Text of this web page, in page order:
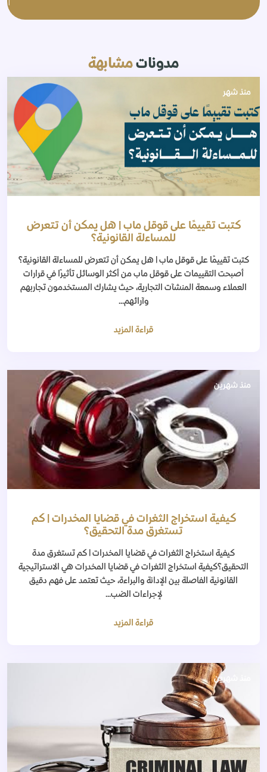
مدونات مشابهة
منذ شهر
كتبت تقييمًا على قوقل ماب | هل يمكن أن تتعرض
للمساءلة القانونية؟
كتبت تقييمًا على قوقل ماب | هل يمكن أن تتعرض للمساءلة القانونية؟
أصبحت التقييمات على قوقل ماب من أكثر الوسائل تأثيرًا في قرارات
العملاء وسمعة المنشآت التجارية، حيث يشارك المستخدمون تجاربهم
وآرائهم...
قراءة المزيد
منذ شهرين
كيفية استخراج الثغرات في قضايا المخدرات | كم
تستغرق مدة التحقيق؟
كيفية استخراج الثغرات في قضايا المخدرات | كم تستغرق مدة
التحقيق؟كيفية استخراج الثغرات في قضايا المخدرات هي الاستراتيجية
القانونية الفاصلة بين الإدانة والبراءة، حيث تعتمد على فهم دقيق
لإجراءات الضب...
قراءة المزيد
منذ شهرين